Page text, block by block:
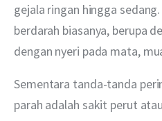
gejala ringan hingga
berdarah biasanya, berupa
dengan nyeri pada mata,
Sementara tanda-tanda
parah adalah sakit perut